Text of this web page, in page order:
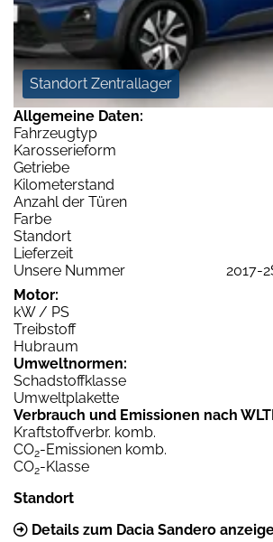
Standort Zentrallager
Allgemeine Daten:
Fahrzeugtyp
Karosserieform
Getriebe
Kilometerstand
Anzahl der Türen
Farbe
Standort
Lieferzeit
Unsere Nummer
2017-
Motor:
kW / PS
Treibstoff
Hubraum
Umweltnormen:
Schadstoffklasse
Umweltplakette
Verbrauch und Emissionen nach
Kraftstoffverbr. komb.
CO2-Emissionen komb.
CO2-Klasse
Standort
Details zum Dacia Sandero